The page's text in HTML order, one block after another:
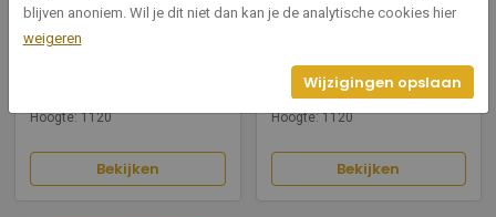
9467
Paars 82x112cm
Hoogte: 1120
Bekijken
Breedte: 820
Hoogte: 1120
Bekijken
blijven anoniem. Wil je dit niet dan kan je de analytische cookies hier
weigeren
Wijzigingen opslaan